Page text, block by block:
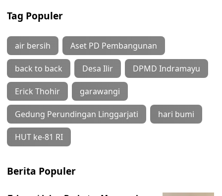
Tag Populer
air bersih Aset PD Pembangunan
back to back Desa Ilir DPMD Indramayu
Erick Thohir garawangi
Gedung Perundingan Linggarjati hari bumi
HUT ke-81 RI
Berita Populer